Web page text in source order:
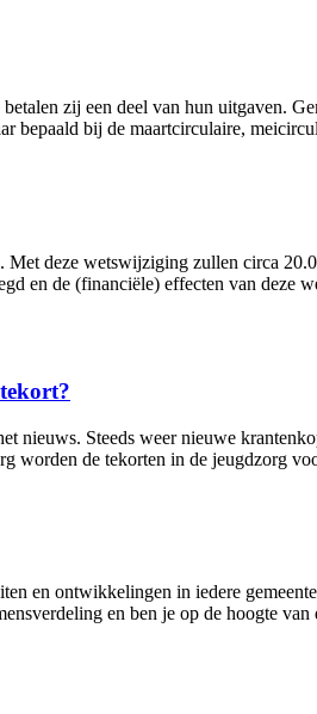
zij een deel van hun uitgaven.
bepaald bij de maartcirculaire,
deze wetswijziging zullen circa
en de (financiële) effecten van
Steeds weer nieuwe
worden de tekorten in de jeugdzorg
en ontwikkelingen in iedere
en ben je op de hoogte